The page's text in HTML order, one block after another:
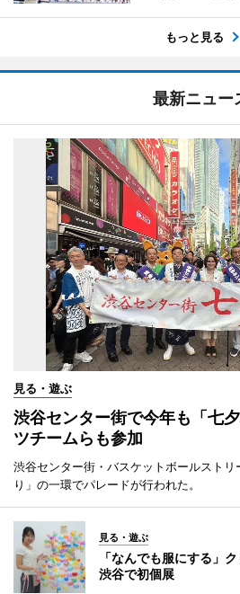
もっと見る
最新ニュー
見る・遊ぶ
渋谷センター街で今年も「七
ツチームらも参加
渋谷センター街・バスケットボールスト
り」の一環でパレードが行われた。
見る・遊ぶ
「なんでも服にする」
渋谷で初個展